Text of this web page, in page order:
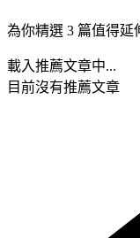
為你精選 3 篇值得延
載入推薦文章中...
目前沒有推薦文章